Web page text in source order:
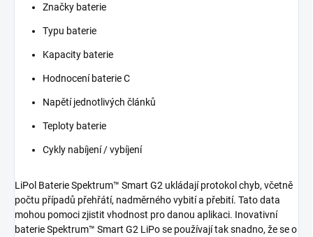
Značky baterie
Typu baterie
Kapacity baterie
Hodnocení baterie C
Napětí jednotlivých článků
Teploty baterie
Cykly nabíjení / vybíjení
LiPol Baterie Spektrum™ Smart G2 ukládají protokol chyb, včetně
počtu případů přehřátí, nadměrného vybití a přebití. Tato data
mohou pomoci zjistit vhodnost pro danou aplikaci. Inovativní
baterie Spektrum™ Smart G2 LiPo se používají tak snadno, že se o